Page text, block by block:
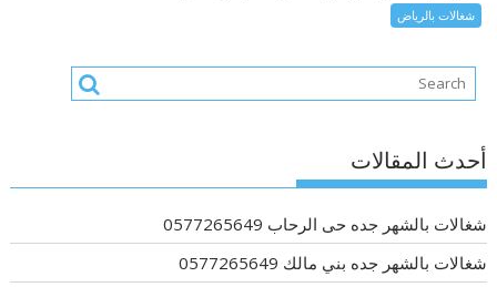
شغالات بالرياض
أحدث المقالات
شغالات بالشهر جده حى الرحاب 0577265649
شغالات بالشهر جده بني مالك 0577265649